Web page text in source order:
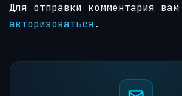
Для отправки комментария вам
авторизоваться.